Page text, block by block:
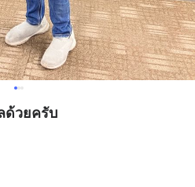
ด้วยครับ